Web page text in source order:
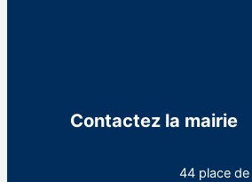
Contactez la mairie
44 place de